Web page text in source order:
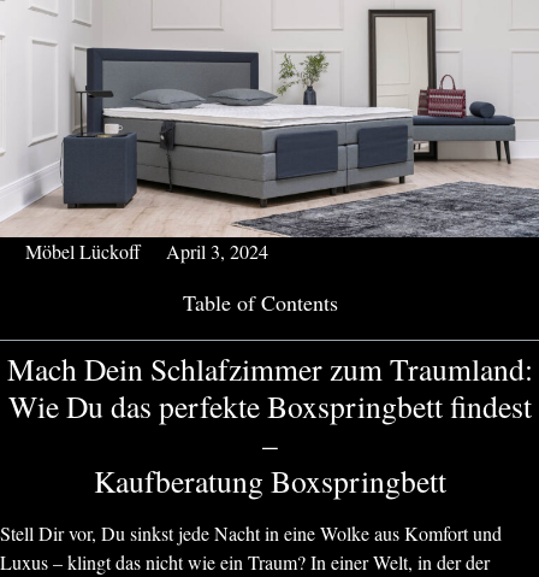
Möbel Lückoff April 3, 2024
Table of Contents
Mach Dein Schlafzimmer zum Traumland:
Wie Du das perfekte Boxspringbett findest
–
Kaufberatung Boxspringbett
Stell Dir vor, Du sinkst jede Nacht in eine Wolke aus Komfort und
Luxus – klingt das nicht wie ein Traum? In einer Welt, in der der